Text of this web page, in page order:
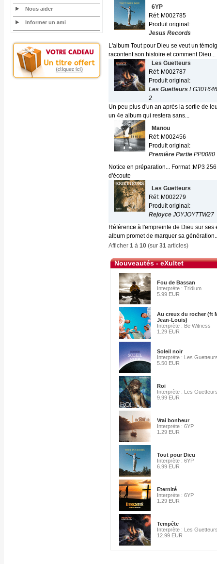
Nous aider
Informer un ami
6YP
Réf: M002785
Produit original:
Jesus Records
L'album Tout pour Dieu se veut un
racontent son histoire et comment Dieu...
Les Guetteurs
Réf: M002787
Produit original:
Les Guetteurs LG301646
2
Un peu plus d'un an après la sortie de
un 4e album qui restera sans...
Manou
Réf: M002456
Produit original:
Première Partie PP0080
Notice en préparation... Format :MP3
d'écoute
Les Guetteurs
Réf: M002279
Produit original:
Rejoyce JOYJOYTTW27
Référence à l'empreinte de Dieu sur
album promet de marquer sa
Afficher 1 à 10 (sur 31 articles)
Nouveautés - eXultet
Fou de Bassan
Interprète : Tridium
5.99 EUR
Au creux du rocher (ft
Jean-Louis)
Interprète : Be Witness
1.29 EUR
Soleil noir
Interprète : Les
5.50 EUR
Roi
Interprète : Les
9.99 EUR
Vrai bonheur
Interprète : 6YP
1.29 EUR
Tout pour Dieu
Interprète : 6YP
6.99 EUR
Eternité
Interprète : 6YP
1.29 EUR
Tempête
Interprète : Les
12.99 EUR